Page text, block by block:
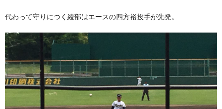
代わって守りにつく綾部はエースの四方裕投手が先発。